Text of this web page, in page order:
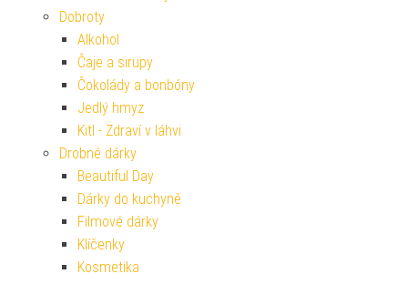
Dobroty
Alkohol
Čaje a sirupy
Čokolády a bonbóny
Jedlý hmyz
Kitl - Zdraví v láhvi
Drobné dárky
Beautiful Day
Dárky do kuchyně
Filmové dárky
Klíčenky
Kosmetika